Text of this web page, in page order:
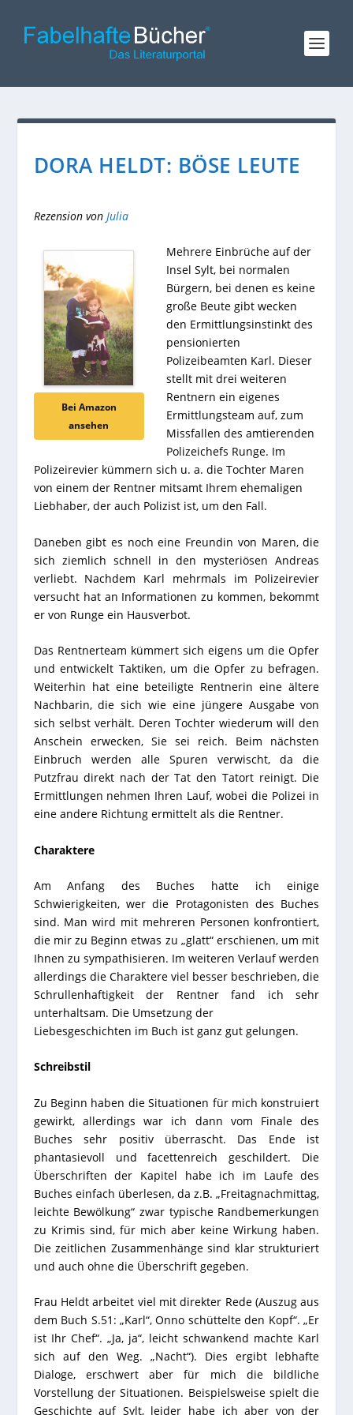
DORA HELDT: BÖSE LEUTE
Rezension von Julia
Bei Amazon
ansehen
Mehrere Einbrüche auf der
Insel Sylt, bei normalen
Bürgern, bei denen es keine
große Beute gibt wecken
den Ermittlungsinstinkt des
pensionierten
Polizeibeamten Karl. Dieser
stellt mit drei weiteren
Rentnern ein eigenes
Ermittlungsteam auf, zum
Missfallen des amtierenden
Polizeichefs Runge. Im
Polizeirevier kümmern sich u. a. die Tochter Maren
von einem der Rentner mitsamt Ihrem ehemaligen
Liebhaber, der auch Polizist ist, um den Fall.
Daneben gibt es noch eine Freundin von Maren, die
sich ziemlich schnell in den mysteriösen Andreas
verliebt. Nachdem Karl mehrmals im Polizeirevier
versucht hat an Informationen zu kommen, bekommt
er von Runge ein Hausverbot.
Das Rentnerteam kümmert sich eigens um die Opfer
und entwickelt Taktiken, um die Opfer zu befragen.
Weiterhin hat eine beteiligte Rentnerin eine ältere
Nachbarin, die sich wie eine jüngere Ausgabe von
sich selbst verhält. Deren Tochter wiederum will den
Anschein erwecken, Sie sei reich. Beim nächsten
Einbruch werden alle Spuren verwischt, da die
Putzfrau direkt nach der Tat den Tatort reinigt. Die
Ermittlungen nehmen Ihren Lauf, wobei die Polizei in
eine andere Richtung ermittelt als die Rentner.
Charaktere
Am Anfang des Buches hatte ich einige
Schwierigkeiten, wer die Protagonisten des Buches
sind. Man wird mit mehreren Personen konfrontiert,
die mir zu Beginn etwas zu „glatt“ erschienen, um mit
Ihnen zu sympathisieren. Im weiteren Verlauf werden
allerdings die Charaktere viel besser beschrieben, die
Schrullenhaftigkeit der Rentner fand ich sehr
unterhaltsam. Die Umsetzung der
Liebesgeschichten im Buch ist ganz gut gelungen.
Schreibstil
Zu Beginn haben die Situationen für mich konstruiert
gewirkt, allerdings war ich dann vom Finale des
Buches sehr positiv überrascht. Das Ende ist
phantasievoll und facettenreich geschildert. Die
Überschriften der Kapitel habe ich im Laufe des
Buches einfach überlesen, da z.B. „Freitagnachmittag,
leichte Bewölkung“ zwar typische Randbemerkungen
zu Krimis sind, für mich aber keine Wirkung haben.
Die zeitlichen Zusammenhänge sind klar strukturiert
und auch ohne die Überschrift gegeben.
Frau Heldt arbeitet viel mit direkter Rede (Auszug aus
dem Buch S.51: „Karl“, Onno schüttelte den Kopf“. „Er
ist Ihr Chef“. „Ja, ja“, leicht schwankend machte Karl
sich auf den Weg. „Nacht“). Dies ergibt lebhafte
Dialoge, erschwert aber für mich die bildliche
Vorstellung der Situationen. Beispielsweise spielt die
Geschichte auf Sylt, leider habe ich aber von der